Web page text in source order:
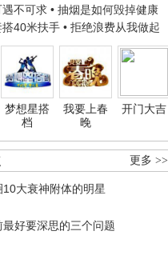
遇不可求 • 抽烟是如何毁掉健康
搭40米扶手 • 拒绝浪费从我做起
梦想星搭
档
我要上春
晚
开门大吉
更多 >>
大衰神附体的明星
最好要深思的三个问题